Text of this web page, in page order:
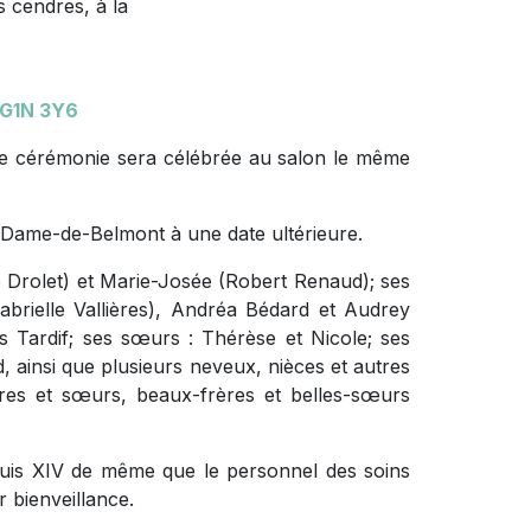
cendres, à la
3Y6
cérémonie sera célébrée au salon le même
de-Belmont à une date ultérieure.
et Marie-Josée (Robert Renaud); ses
Vallières), Andréa Bédard et Audrey
Tardif; ses sœurs : Thérèse et Nicole; ses
que plusieurs neveux, nièces et autres
et sœurs, beaux-frères et belles-sœurs
XIV de même que le personnel des soins
bienveillance.